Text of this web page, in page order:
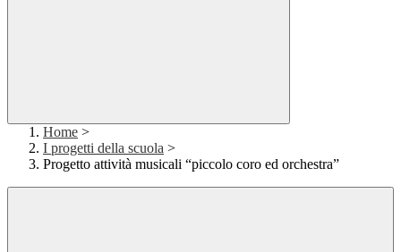
Home >
I progetti della scuola >
Progetto attività musicali “piccolo coro ed orchestra”